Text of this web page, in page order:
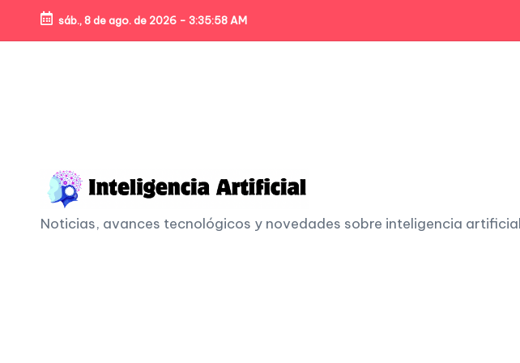
Skip
sáb., 8 de ago. de 2026 - 3:35:59 AM
I
Noticias, avances tecnológicos y novedades sobre inteligencia